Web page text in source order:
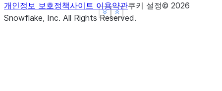
Show less
See more
Show less
See more
개인정보 보호정책사이트 이용약관쿠키 설정© 2026
Snowflake, Inc. All Rights Reserved.